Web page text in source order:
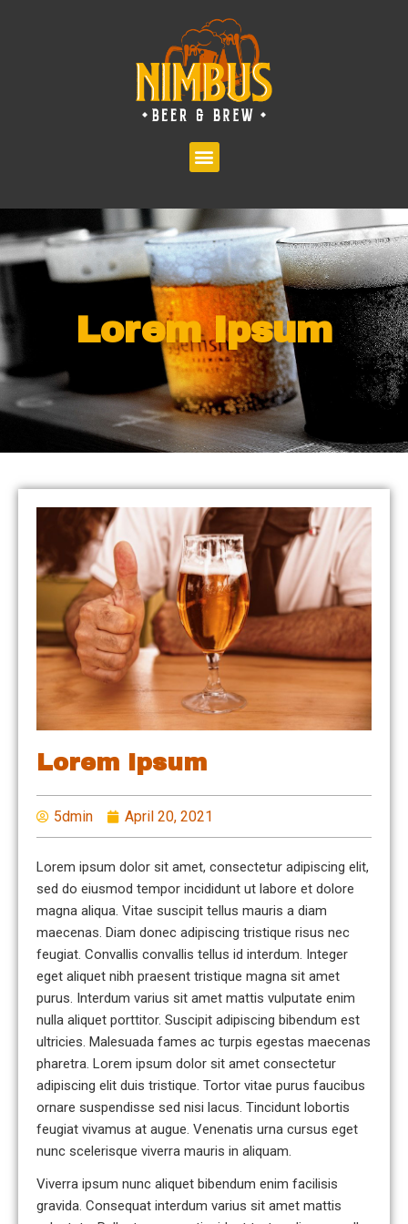
Lorem Ipsum
Lorem Ipsum
5dmin April 20, 2021
Lorem ipsum dolor sit amet, consectetur adipiscing elit,
sed do eiusmod tempor incididunt ut labore et dolore
magna aliqua. Vitae suscipit tellus mauris a diam
maecenas. Diam donec adipiscing tristique risus nec
feugiat. Convallis convallis tellus id interdum. Integer
eget aliquet nibh praesent tristique magna sit amet
purus. Interdum varius sit amet mattis vulputate enim
nulla aliquet porttitor. Suscipit adipiscing bibendum est
ultricies. Malesuada fames ac turpis egestas maecenas
pharetra. Lorem ipsum dolor sit amet consectetur
adipiscing elit duis tristique. Tortor vitae purus faucibus
ornare suspendisse sed nisi lacus. Tincidunt lobortis
feugiat vivamus at augue. Venenatis urna cursus eget
nunc scelerisque viverra mauris in aliquam.
Viverra ipsum nunc aliquet bibendum enim facilisis
gravida. Consequat interdum varius sit amet mattis